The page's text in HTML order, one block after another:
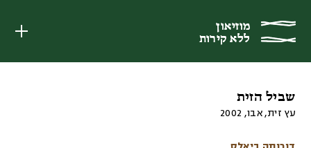
מוזיאון
ללא קירות
מוזיאון
ללא קירות
שביל הזית
עץ זית, אבו,
2002